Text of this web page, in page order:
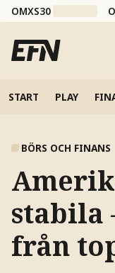
OMXS30
START PLAY
BÖRS OCH FINANS
stabila
från